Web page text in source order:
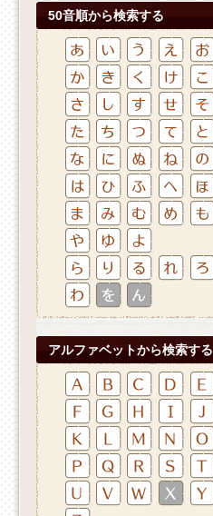
50音順から検索する
アルファベットから検索する